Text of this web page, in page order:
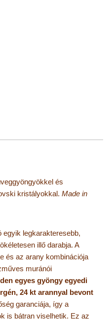
és
kristályokkal. Made in
egyik legkarakteresebb,
illő darabja. A
és az arany kombinációja
muránói
egyes gyöngy egyedi
24 kt arannyal bevont
garanciája, így a
is bátran viselhetik. Ez az